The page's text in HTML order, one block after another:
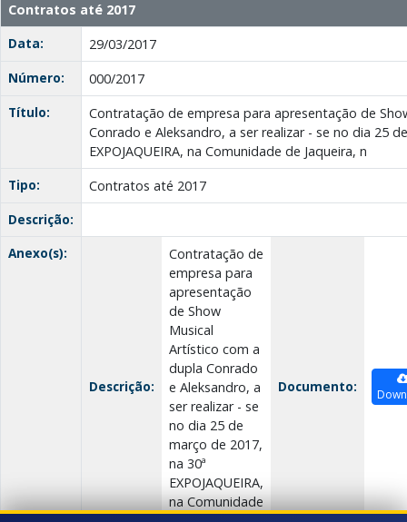
Contratos até 2017
Data:
29/03/2017
Número:
000/2017
Título:
Contratação de empresa para apresentação de
Conrado e Aleksandro, a ser realizar - se no dia 25
EXPOJAQUEIRA, na Comunidade de Jaqueira, n
Tipo:
Contratos até 2017
Descrição:
Anexo(s):
Descrição:
Contratação de
empresa para
apresentação
de Show
Musical
Artístico com a
dupla Conrado
e Aleksandro, a
ser realizar - se
no dia 25 de
março de 2017,
na 30ª
EXPOJAQUEIRA,
na Comunidade
Documento: